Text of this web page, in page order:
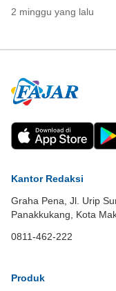
2 minggu yang lalu
Kantor Redaksi
Graha Pena, Jl. Urip
Panakkukang, Kota
0811-462-222
Produk